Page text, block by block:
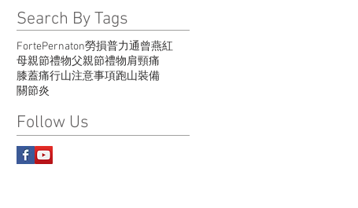
Search By Tags
FortePernaton勞損普力通曾燕紅
母親節禮物父親節禮物肩頸痛
膝蓋痛行山注意事項跑山裝備
關節炎
Follow Us